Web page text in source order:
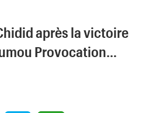
après la victoire
Provocation…